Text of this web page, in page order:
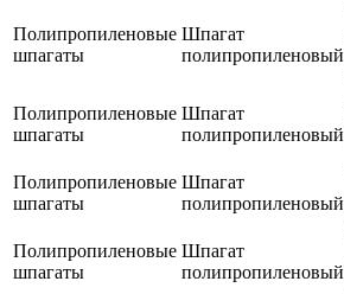
Полипропиленовые
шпагаты
Шпагат
полипропиленовый
Полипропиленовые
шпагаты
Шпагат
полипропиленовый
Полипропиленовые
шпагаты
Шпагат
полипропиленовый
Полипропиленовые
шпагаты
Шпагат
полипропиленовый